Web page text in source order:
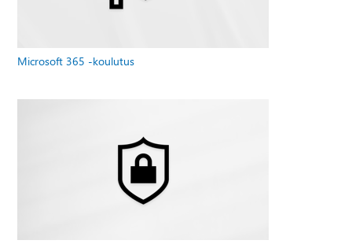
Microsoft 365 -koulutus